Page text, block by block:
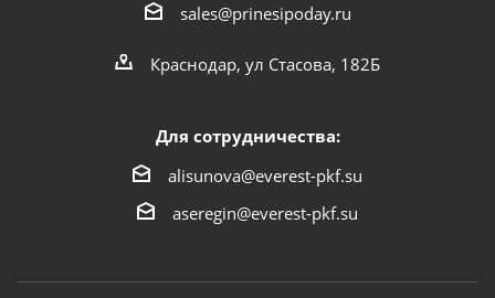
sales@prinesipoday.ru
Краснодар, ул Стасова, 182Б
Для сотрудничества:
alisunova@everest-pkf.su
aseregin@everest-pkf.su